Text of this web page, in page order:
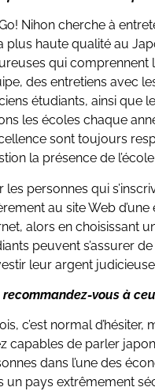
Nihon cherche à
plus haute qualité au
qui comprennent
des entretiens avec
étudiants, ainsi que
les écoles chaque
sont toujours
la présence de
les personnes qui
au site Web
alors en choisissant
peuvent s’assurer
leur argent
recommandez-vous à
c’est normal
capables de parler
dans l’une des
un pays extrêmement